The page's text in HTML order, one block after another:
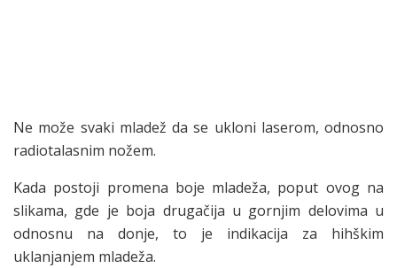
Ne može svaki mladež da se ukloni laserom, odnosno
radiotalasnim nožem.
Kada postoji promena boje mladeža, poput ovog na
slikama, gde je boja drugačija u gornjim delovima u
odnosnu na donje, to je indikacija za hihškim
uklanjanjem mladeža.